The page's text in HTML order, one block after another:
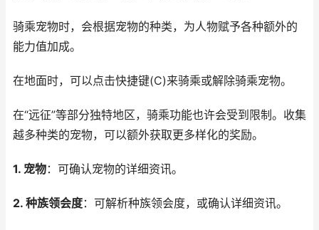
骑乘宠物时，会根据宠物的种类，为人物赋予各种额外的
能力值加成。
在地面时，可以点击快捷键(C)来骑乘或解除骑乘宠物。
在“远征”等部分独特地区，骑乘功能也许会受到限制。收集
越多种类的宠物，可以额外获取更多样化的奖励。
1. 宠物：可确认宠物的详细资讯。
2. 种族领会度：可解析种族领会度，或确认详细资讯。